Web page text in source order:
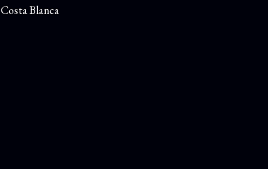
Costa Blanca